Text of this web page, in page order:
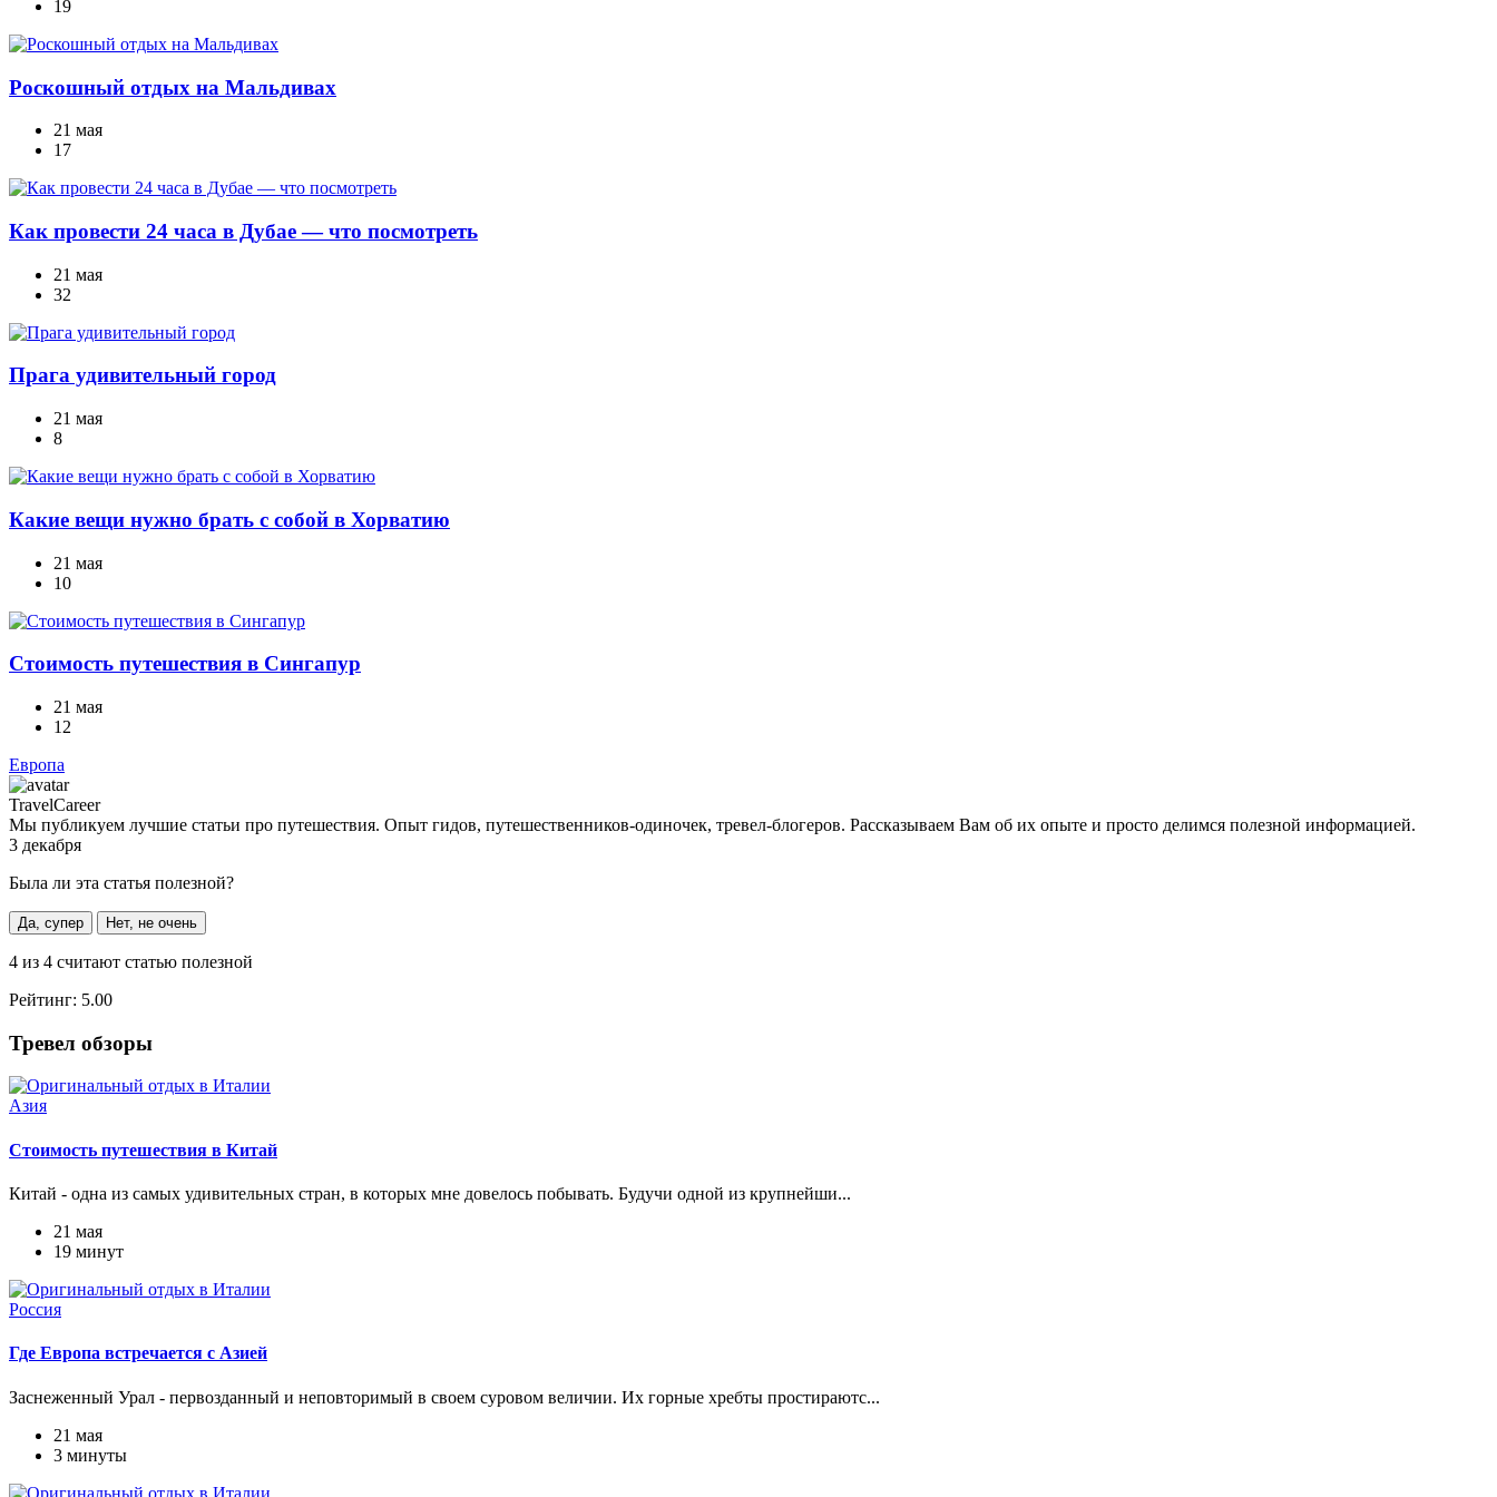
19
Роскошный отдых на Мальдивах
21 мая
17
Как провести 24 часа в Дубае — что посмотреть
21 мая
32
Прага удивительный город
21 мая
8
Какие вещи нужно брать с собой в Хорватию
21 мая
10
Стоимость путешествия в Сингапур
21 мая
12
Европа
TravelCareer
Мы публикуем лучшие статьи про путешествия. Опыт гидов, путешественников-одиночек, тревел-блогеров. Рассказываем Вам об их опыте и просто делимся полезной информацией.
3 декабря
Была ли эта статья полезной?
Да, супер Нет, не очень
4 из 4 считают статью полезной
Рейтинг: 5.00
Тревел обзоры
Азия
Стоимость путешествия в Китай
Китай - одна из самых удивительных стран, в которых мне довелось побывать. Будучи одной из крупнейши...
21 мая
19 минут
Россия
Где Европа встречается с Азией
Заснеженный Урал - первозданный и неповторимый в своем суровом величии. Их горные хребты простираютс...
21 мая
3 минуты